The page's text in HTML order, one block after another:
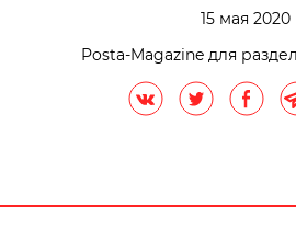
15 мая 2020
Posta-Magazine для